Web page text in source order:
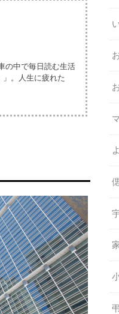
の中で毎日読む生活
。人生に疲れた